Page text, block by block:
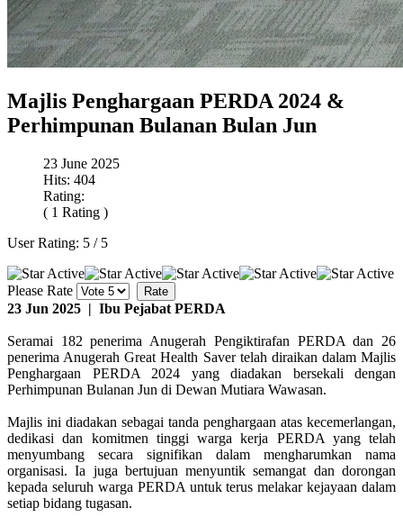
Majlis Penghargaan PERDA 2024 &
Perhimpunan Bulanan Bulan Jun
23 June 2025
Hits: 404
Rating:
( 1 Rating )
User Rating: 5 / 5
Please Rate
23 Jun 2025 | Ibu Pejabat PERDA
Seramai 182 penerima Anugerah Pengiktirafan PERDA dan 26
penerima Anugerah Great Health Saver telah diraikan dalam Majlis
Penghargaan PERDA 2024 yang diadakan bersekali dengan
Perhimpunan Bulanan Jun di Dewan Mutiara Wawasan.
Majlis ini diadakan sebagai tanda penghargaan atas kecemerlangan,
dedikasi dan komitmen tinggi warga kerja PERDA yang telah
menyumbang secara signifikan dalam mengharumkan nama
organisasi. Ia juga bertujuan menyuntik semangat dan dorongan
kepada seluruh warga PERDA untuk terus melakar kejayaan dalam
setiap bidang tugasan.